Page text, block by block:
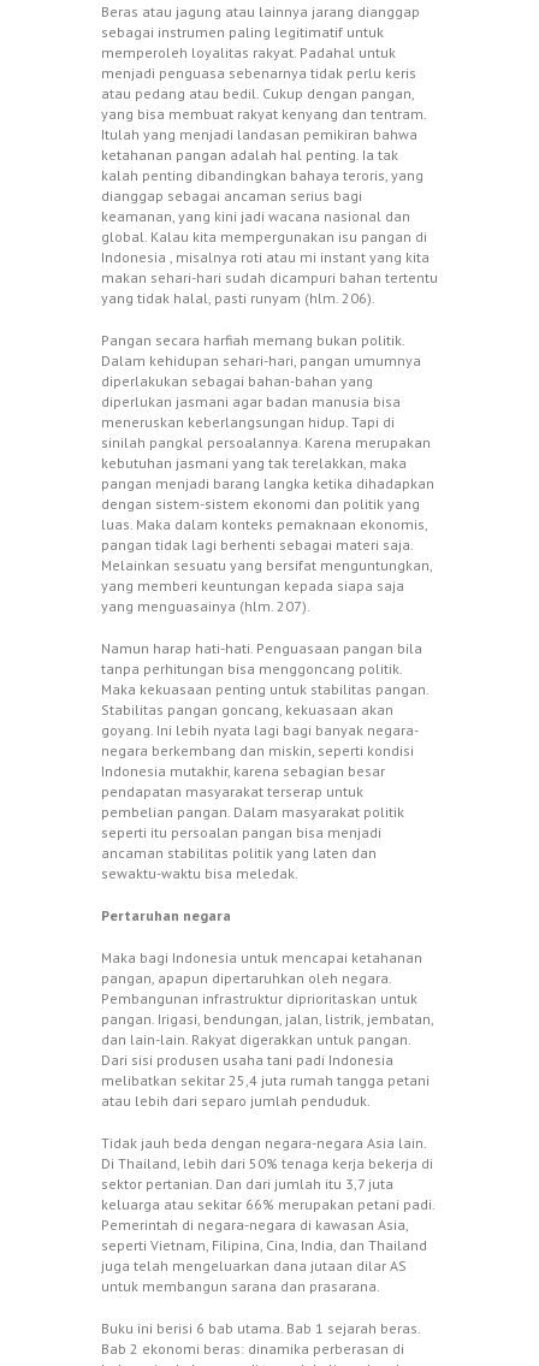
Beras atau jagung atau lainnya jarang dianggap
sebagai instrumen paling legitimatif untuk
memperoleh loyalitas rakyat. Padahal untuk
menjadi penguasa sebenarnya tidak perlu keris
atau pedang atau bedil. Cukup dengan pangan,
yang bisa membuat rakyat kenyang dan tentram.
Itulah yang menjadi landasan pemikiran bahwa
ketahanan pangan adalah hal penting. Ia tak
kalah penting dibandingkan bahaya teroris, yang
dianggap sebagai ancaman serius bagi
keamanan, yang kini jadi wacana nasional dan
global. Kalau kita mempergunakan isu pangan di
Indonesia , misalnya roti atau mi instant yang kita
makan sehari-hari sudah dicampuri bahan tertentu
yang tidak halal, pasti runyam (hlm. 206).
Pangan secara harfiah memang bukan politik.
Dalam kehidupan sehari-hari, pangan umumnya
diperlakukan sebagai bahan-bahan yang
diperlukan jasmani agar badan manusia bisa
meneruskan keberlangsungan hidup. Tapi di
sinilah pangkal persoalannya. Karena merupakan
kebutuhan jasmani yang tak terelakkan, maka
pangan menjadi barang langka ketika dihadapkan
dengan sistem-sistem ekonomi dan politik yang
luas. Maka dalam konteks pemaknaan ekonomis,
pangan tidak lagi berhenti sebagai materi saja.
Melainkan sesuatu yang bersifat menguntungkan,
yang memberi keuntungan kepada siapa saja
yang menguasainya (hlm. 207).
Namun harap hati-hati. Penguasaan pangan bila
tanpa perhitungan bisa menggoncang politik.
Maka kekuasaan penting untuk stabilitas pangan.
Stabilitas pangan goncang, kekuasaan akan
goyang. Ini lebih nyata lagi bagi banyak negara-
negara berkembang dan miskin, seperti kondisi
Indonesia mutakhir, karena sebagian besar
pendapatan masyarakat terserap untuk
pembelian pangan. Dalam masyarakat politik
seperti itu persoalan pangan bisa menjadi
ancaman stabilitas politik yang laten dan
sewaktu-waktu bisa meledak.
Pertaruhan negara
Maka bagi Indonesia untuk mencapai ketahanan
pangan, apapun dipertaruhkan oleh negara.
Pembangunan infrastruktur diprioritaskan untuk
pangan. Irigasi, bendungan, jalan, listrik, jembatan,
dan lain-lain. Rakyat digerakkan untuk pangan.
Dari sisi produsen usaha tani padi Indonesia
melibatkan sekitar 25,4 juta rumah tangga petani
atau lebih dari separo jumlah penduduk.
Tidak jauh beda dengan negara-negara Asia lain.
Di Thailand, lebih dari 50% tenaga kerja bekerja di
sektor pertanian. Dan dari jumlah itu 3,7 juta
keluarga atau sekitar 66% merupakan petani padi.
Pemerintah di negara-negara di kawasan Asia,
seperti Vietnam, Filipina, Cina, India, dan Thailand
juga telah mengeluarkan dana jutaan dilar AS
untuk membangun sarana dan prasarana.
Buku ini berisi 6 bab utama. Bab 1 sejarah beras.
Bab 2 ekonomi beras: dinamika perberasan di